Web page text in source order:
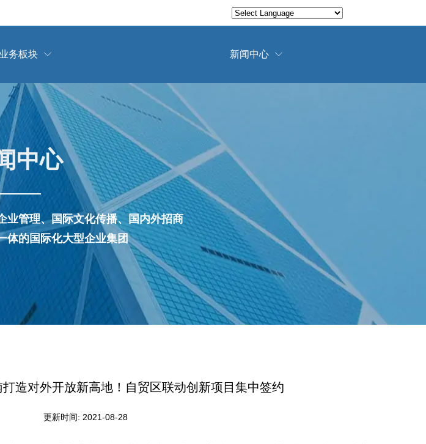
业务板块  新闻中心 
中心
业管理、国际文化传播、国内外招商
体的国际化大型企业集团
造对外开放新高地！自贸区联动创新项目集中签约
更新时间: 2021-08-28